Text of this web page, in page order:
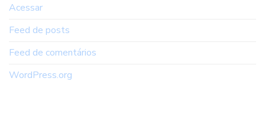
Acessar
Feed de posts
Feed de comentários
WordPress.org